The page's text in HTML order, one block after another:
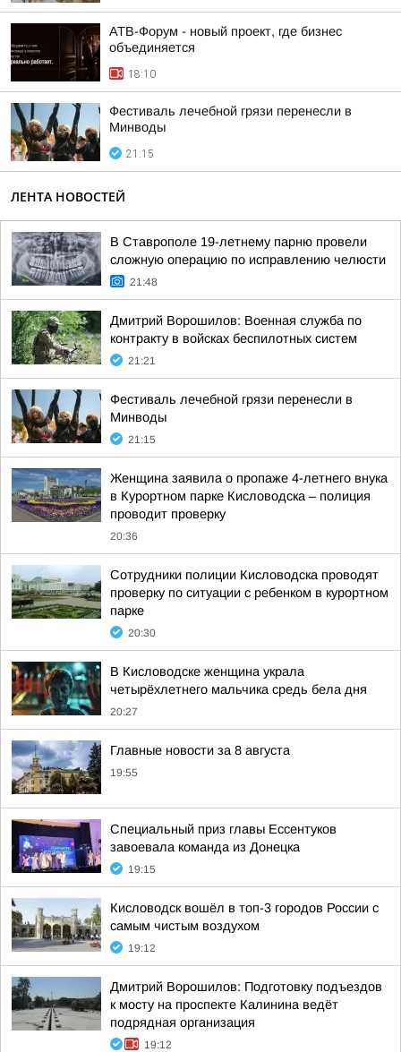
АТВ-Форум - новый проект, где бизнес
объединяется
18:10
Фестиваль лечебной грязи перенесли в
Минводы
21:15
ЛЕНТА НОВОСТЕЙ
В Ставрополе 19-летнему парню провели
сложную операцию по исправлению челюсти
21:48
Дмитрий Ворошилов: Военная служба по
контракту в войсках беспилотных систем
21:21
Фестиваль лечебной грязи перенесли в
Минводы
21:15
Женщина заявила о пропаже 4-летнего внука
в Курортном парке Кисловодска – полиция
проводит проверку
20:36
Сотрудники полиции Кисловодска проводят
проверку по ситуации с ребенком в курортном
парке
20:30
В Кисловодске женщина украла
четырёхлетнего мальчика средь бела дня
20:27
Главные новости за 8 августа
19:55
Специальный приз главы Ессентуков
завоевала команда из Донецка
19:15
Кисловодск вошёл в топ-3 городов России с
самым чистым воздухом
19:12
Дмитрий Ворошилов: Подготовку подъездов
к мосту на проспекте Калинина ведёт
подрядная организация
19:12